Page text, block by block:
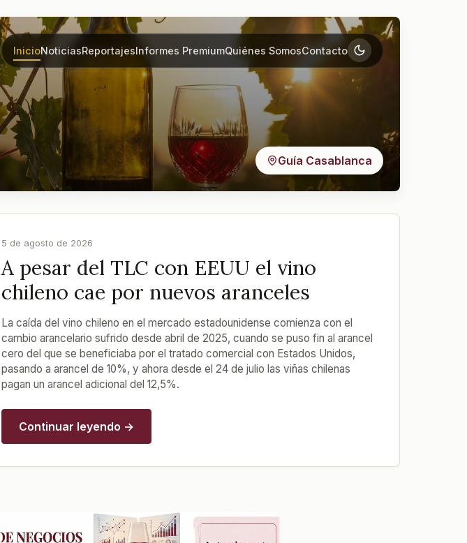
InicioNoticiasReportajesInformes PremiumQuiénes SomosContacto
Guía Casablanca
5 de agosto de 2026
A pesar del TLC con EEUU el vino
chileno cae por nuevos aranceles
La caída del vino chileno en el mercado estadounidense comienza con el
cambio arancelario sufrido desde abril de 2025, cuando se puso fin al arancel
cero del que se beneficiaba por el tratado comercial con Estados Unidos,
pasando a arancel de 10%, y ahora desde el 24 de julio las viñas chilenas
pagan un arancel adicional del 12,5%.
Continuar leyendo →